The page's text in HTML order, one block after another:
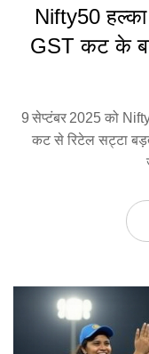
Nifty50
GST कट के
9 सेप्टंबर 2025 को
कट से रिटेल सट्टा